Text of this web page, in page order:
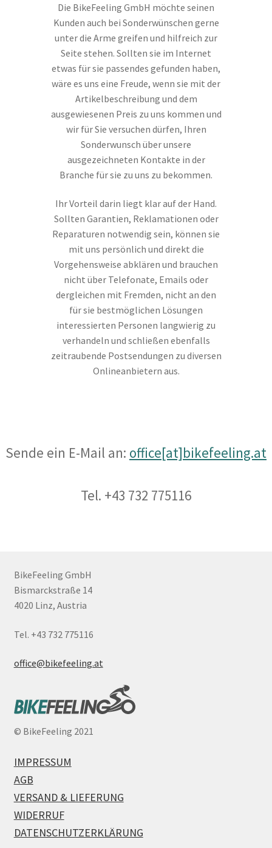
Die BikeFeeling GmbH möchte seinen
Kunden auch bei Sonderwünschen gerne
unter die Arme greifen und hilfreich zur
Seite stehen. Sollten sie im Internet
etwas für sie passendes gefunden haben,
wäre es uns eine Freude, wenn sie mit der
Artikelbeschreibung und dem
ausgewiesenen Preis zu uns kommen und
wir für Sie versuchen dürfen, Ihren
Sonderwunsch über unsere
ausgezeichneten Kontakte in der
Branche für sie zu uns zu bekommen.
Ihr Vorteil darin liegt klar auf der Hand.
Sollten Garantien, Reklamationen oder
Reparaturen notwendig sein, können sie
mit uns persönlich und direkt die
Vorgehensweise abklären und brauchen
nicht über Telefonate, Emails oder
dergleichen mit Fremden, nicht an den
für sie bestmöglichen Lösungen
interessierten Personen langwierig zu
verhandeln und schließen ebenfalls
zeitraubende Postsendungen zu diversen
Onlineanbietern aus.
Sende ein E-Mail an: office[at]bikefeeling.at
Tel. +43 732 775116
BikeFeeling GmbH
Bismarckstraße 14
4020 Linz, Austria
Tel. +43 732 775116
office@bikefeeling.at
© BikeFeeling 2021
IMPRESSUM
AGB
VERSAND & LIEFERUNG
WIDERRUF
DATENSCHUTZERKLÄRUNG